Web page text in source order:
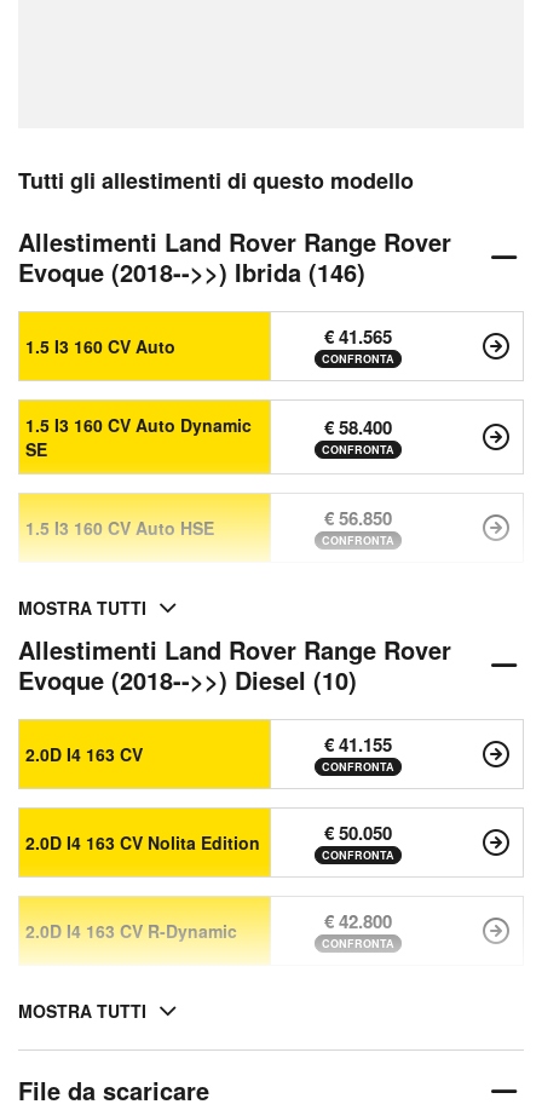
Tutti gli allestimenti di questo modello
Allestimenti Land Rover Range Rover
Evoque (2018-->>) Ibrida (146)
1.5 I3 160 CV Auto € 41.565
CONFRONTA
1.5 I3 160 CV Auto Dynamic
SE
€ 58.400
CONFRONTA
1.5 I3 160 CV Auto HSE € 56.850
CONFRONTA
MOSTRA TUTTI
Allestimenti Land Rover Range Rover
Evoque (2018-->>) Diesel (10)
2.0D I4 163 CV € 41.155
CONFRONTA
2.0D I4 163 CV Nolita Edition € 50.050
CONFRONTA
2.0D I4 163 CV R-Dynamic € 42.800
CONFRONTA
MOSTRA TUTTI
File da scaricare